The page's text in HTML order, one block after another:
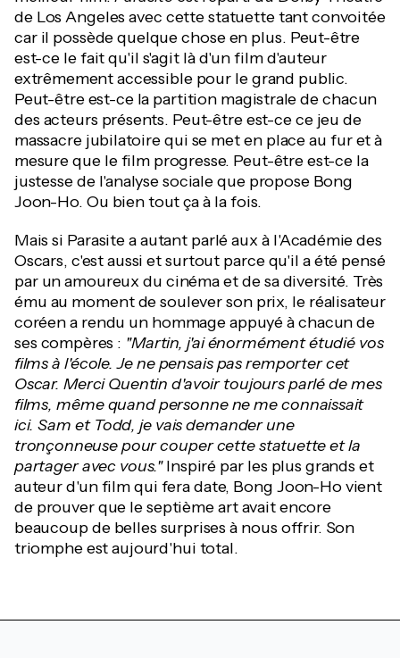
de Los Angeles avec cette statuette tant convoitée
car il possède quelque chose en plus. Peut-être
est-ce le fait qu'il s'agit là d'un film d'auteur
extrêmement accessible pour le grand public.
Peut-être est-ce la partition magistrale de chacun
des acteurs présents. Peut-être est-ce ce jeu de
massacre jubilatoire qui se met en place au fur et à
mesure que le film progresse. Peut-être est-ce la
justesse de l'analyse sociale que propose Bong
Joon-Ho. Ou bien tout ça à la fois.
Mais si Parasite a autant parlé aux à l'Académie des
Oscars, c'est aussi et surtout parce qu'il a été pensé
par un amoureux du cinéma et de sa diversité. Très
ému au moment de soulever son prix, le réalisateur
coréen a rendu un hommage appuyé à chacun de
ses compères : "Martin, j'ai énormément étudié vos
films à l'école. Je ne pensais pas remporter cet
Oscar. Merci Quentin d'avoir toujours parlé de mes
films, même quand personne ne me connaissait
ici. Sam et Todd, je vais demander une
tronçonneuse pour couper cette statuette et la
partager avec vous."Inspiré par les plus grands et
auteur d'un film qui fera date, Bong Joon-Ho vient
de prouver que le septième art avait encore
beaucoup de belles surprises à nous offrir. Son
triomphe est aujourd'hui total.